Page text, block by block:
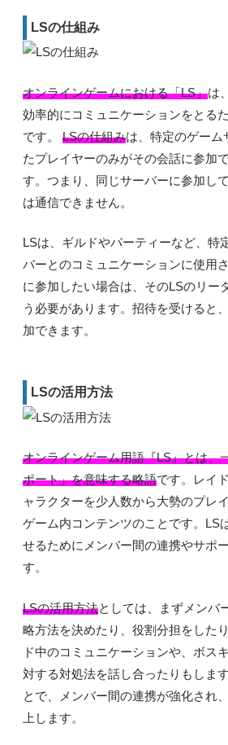
LSの仕組み
オンラインゲームにおける「LS」は
効率的にコミュニケーションをとる
です。 LSの仕組みは、特定のゲーム
たプレイヤーのみがその会話に参加
す。つまり、同じサーバーに参加し
は通信できません。
LSは、ギルドやパーティーなど、特
バーとのコミュニケーションに使用
に参加したい場合は、そのLSのリー
う必要があります。招待を受けると
加できます。
LSの活用方法
オンラインゲーム用語『LS』とは、
ポート」を意味する略語です。レイ
ャラクターを少人数から大勢のプレ
ゲーム内コンテンツのことです。LS
せるためにメンバー間の連携やサポ
す。
LSの活用方法としては、まずメンバ
略方法を決めたり、役割分担をした
ド中のコミュニケーションや、ボス
対する対処法を話し合ったりもしま
とで、メンバー間の連携が強化され
上します。